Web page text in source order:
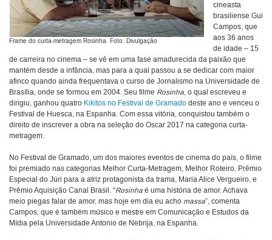
Frame do curta-metragem Rosinha. Foto: Divulgação
cineasta
brasiliense Gui
Campos, que
aos 36 anos
de idade – 15
de carreira no cinema – se vê em uma fase amadurecida da paixão que
mantém desde a infância, mas para a qual passou a se dedicar com maior
afinco quando ainda frequentava o curso de Jornalismo na Universidade de
Brasília, onde se formou em 2004. Seu filme Rosinha, o qual escreveu e
dirigiu, ganhou quatro Kikitos no Festival de Gramado deste ano e venceu o
Festival de Huesca, na Espanha. Com essa vitória, conquistou também o
direito de inscrever a obra na seleção do Oscar 2017 na categoria curta-
metragem.
No Festival de Gramado, um dos maiores eventos de cinema do país, o filme
foi premiado nas categorias Melhor Curta-Metragem, Melhor Roteiro, Prêmio
Especial do Júri para a atriz protagonista da trama, Maria Alice Vergueiro, e
Prêmio Aquisição Canal Brasil. “Rosinha é uma história de amor. Achava
meio piegas falar de amor, mas hoje em dia eu acho massa”, comenta
Campos, que é também músico e mestre em Comunicação e Estudos da
Mídia pela Universidade Antonio de Nebrija, na Espanha.